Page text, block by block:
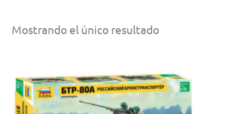
Mostrando el único resultado